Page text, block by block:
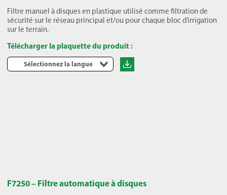
Filtre manuel à disques en plastique utilisé comme filtration de
sécurité sur le réseau principal et/ou pour chaque bloc d’irrigation
sur le terrain.
Télécharger la plaquette du produit :
Sélectionnez la langue
F7250 – Filtre automatique à disques